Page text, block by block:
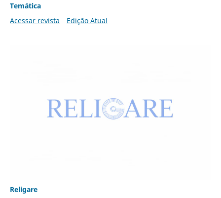
Temática
Acessar revista
Edição Atual
Religare